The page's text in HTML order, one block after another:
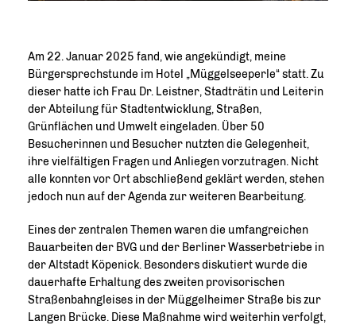
Am 22. Januar 2025 fand, wie angekündigt, meine
Bürgersprechstunde im Hotel „Müggelseeperle“ statt. Zu
dieser hatte ich Frau Dr. Leistner, Stadträtin und Leiterin
der Abteilung für Stadtentwicklung, Straßen,
Grünflächen und Umwelt eingeladen. Über 50
Besucherinnen und Besucher nutzten die Gelegenheit,
ihre vielfältigen Fragen und Anliegen vorzutragen. Nicht
alle konnten vor Ort abschließend geklärt werden, stehen
jedoch nun auf der Agenda zur weiteren Bearbeitung.
Eines der zentralen Themen waren die umfangreichen
Bauarbeiten der BVG und der Berliner Wasserbetriebe in
der Altstadt Köpenick. Besonders diskutiert wurde die
dauerhafte Erhaltung des zweiten provisorischen
Straßenbahngleises in der Müggelheimer Straße bis zur
Langen Brücke. Diese Maßnahme wird weiterhin verfolgt,